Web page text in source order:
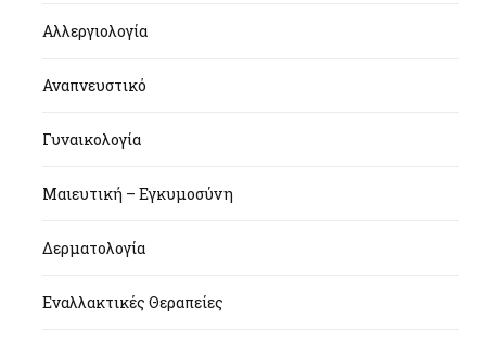
Αλλεργιολογία
Αναπνευστικό
Γυναικολογία
Μαιευτική – Εγκυμοσύνη
Δερματολογία
Εναλλακτικές Θεραπείες